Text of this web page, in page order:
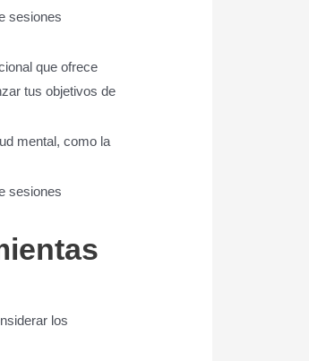
sesiones
que ofrece
tus objetivos de
mental, como la
sesiones
los